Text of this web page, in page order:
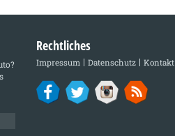
Rechtliches
Impressum Datenschutz Kontakt